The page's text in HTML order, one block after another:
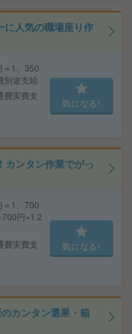
に人気の職場座り作
＝1、350
別途支給
費実費支
気になる!
カンタン作業でがっ
＝1、700
円×1.2
費実費支
気になる!
カンタン選果・箱